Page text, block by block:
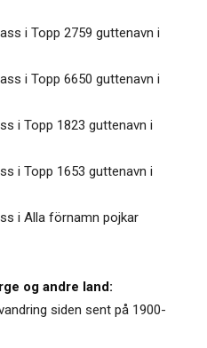
i Topp 2759 guttenavn i
i Topp 6650 guttenavn i
i Topp 1823 guttenavn i
i Topp 1653 guttenavn i
i Alla förnamn pojkar
og andre land:
siden sent på 1900-